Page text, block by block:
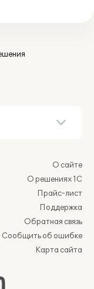
О сайте
О решениях 1С
Прайс-лист
Поддержка
Обратная связь
Сообщить об ошибке
Карта сайта